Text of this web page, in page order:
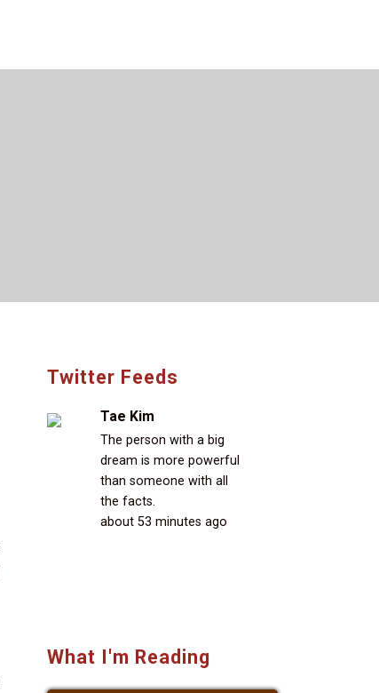
Twitter Feeds
Tae Kim
The person with a big
dream is more powerful
than someone with all
the facts.
about 53 minutes ago
What I'm Reading